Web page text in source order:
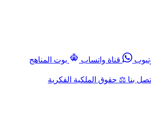
قناة واتساب
بوت المناهج
اتصل بنا ⚖️ حقوق الملكية الفكرية